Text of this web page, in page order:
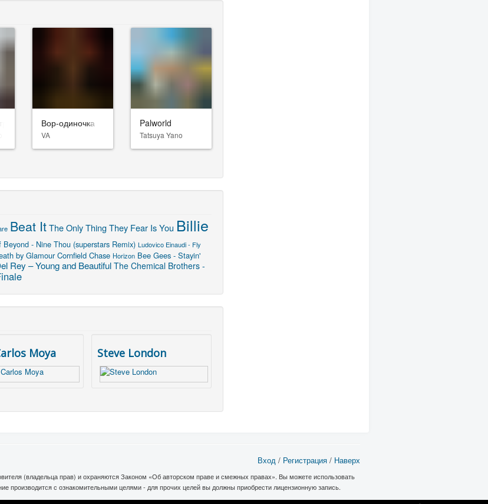
Вор-одиночка
VA
Palworld
Tatsuya Yano
Beat ItThe Only Thing They Fear Is You Billie
Beyond - Nine Thou (superstars Remix) Ludovico Einaudi - Fly
by Glamour Cornfield Chase Horizon Bee Gees - Stayin'
Rey – Young and Beautiful The Chemical Brothers -
Moya Steve London
Вход / Регистрация / Наверх
(владельца прав) и охраняются Законом «Об авторском праве и смежных правах». Вы можете использовать
производится с ознакомительными целями - для прочих целей вы должны приобрести лицензионную запись.